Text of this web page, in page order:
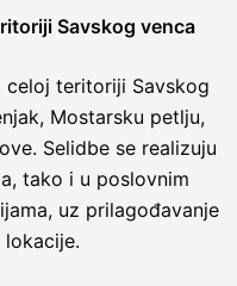
Savskog venca
celoj teritoriji Savskog
Mostarsku petlju,
Selidbe se realizuju
tako i u poslovnim
uz prilagođavanje
lokacije.